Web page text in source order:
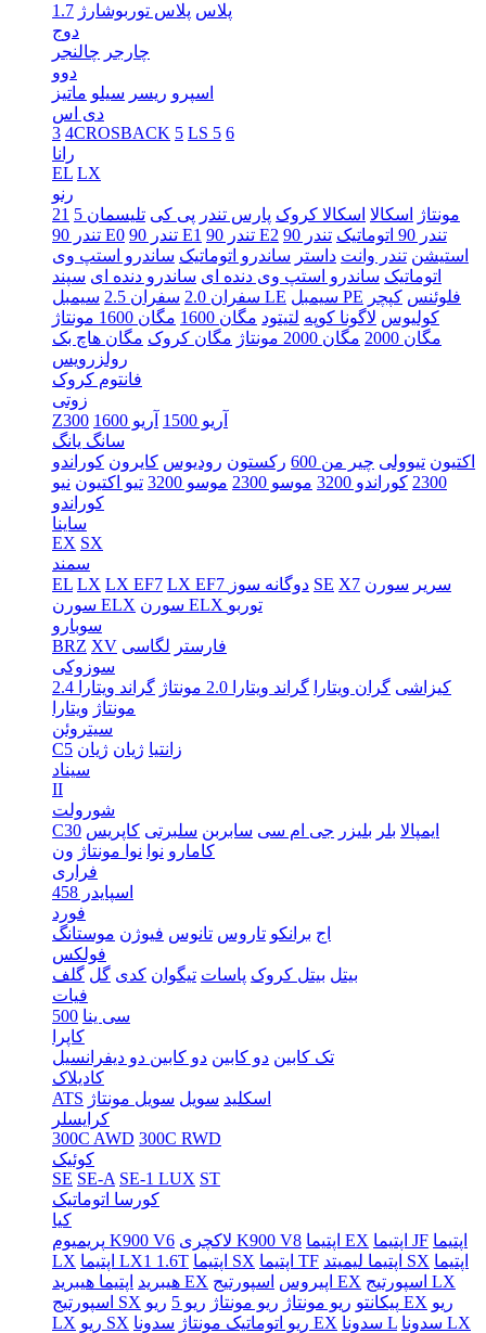
پلاس پلاس توربوشارژ 1.7
دوج
چارجر چالنجر
دوو
اسپرو ریسر سیلو ماتیز
دی اس
3 4CROSBACK 5 LS 5 6
رانا
EL LX
رنو
21
5 مونتاژ اسکالا اسکالا کروک پارس تندر پی کی تلیسمان
تندر 90 E0
تندر 90 E1 تندر 90 E2 تندر 90 اتوماتیک
تندر 90
استیشن تندر وانت داستر ساندرو اتوماتیک ساندرو استپ وی
اتوماتیک ساندرو استپ وی دنده ای ساندرو دنده ای سپند
سفران 2.0
سفران 2.5 سیمبل LE سیمبل PE فلوئنس کپچر
کولیوس لاگونا کوپه لتیتود مگان 1600
مگان 1600 مونتاژ
مگان 2000
مگان 2000 مونتاژ مگان کروک مگان هاچ بک
رولزرویس
فانتوم کروک
زوتی
Z300
آریو 1500
آریو 1600
سانگ یانگ
اکتیون تیوولی چیر من 600 رکستون رودیوس کایرون کوراندو
2300 کوراندو 3200 موسو 2300 موسو 3200 تیو اکتیون نیو
کوراندو
ساینا
EX SX
سمند
EL LX LX EF7 LX EF7 دوگانه سوز SE X7 سریر سورن
سورن ELX
سورن ELX توربو
سوبارو
BRZ XV فارستر لگاسی
سوزوکی
کیزاشی گران ویتارا گراند ویتارا 2.0 مونتاژ
گراند ویتارا 2.4
مونتاژ ویتارا
سیتروئن
C5
زانتیا ژیان ژیان
سیناد
II
شورولت
C30
ایمپالا بلر بلیزر جی ام سی سابربن سلبرتی کاپریس
کامارو نوا نوا مونتاژ ون
فراری
اسپایدر 458
فورد
اج برانکو تاروس تانوس فیوژن موستانگ
فولکس
بیتل بیتل کروک پاسات تیگوان کدی گل گلف
فیات
500 سی ینا
کاپرا
تک کابین دو کابین دو کابین دو دیفرانسیل
کادیلاک
ATS
اسکلید سویل سویل مونتاژ
کرایسلر
300C AWD 300C RWD
کوئیک
SE SE-A SE-1 LUX ST
کورسا اتوماتیک
کیا
پریمیوم K900 V6
لاکچری K900 V8 اپتیما EX اپتیما JF اپتیما
LX
اپتیما LX1 1.6T اپتیما SX اپتیما TF اپتیما لیمیتد SX اپتیما
هیبرید اپتیما هیبرید EX اپیروس اسپورتیج EX
اسپورتیج LX
اسپورتیج SX
پیکانتو ریو مونتاژ ریو مونتاژ ریو 5 ریو EX ریو
LX
ریو SX ریو اتوماتیک مونتاژ سدونا EX سدونا L
سدونا LX